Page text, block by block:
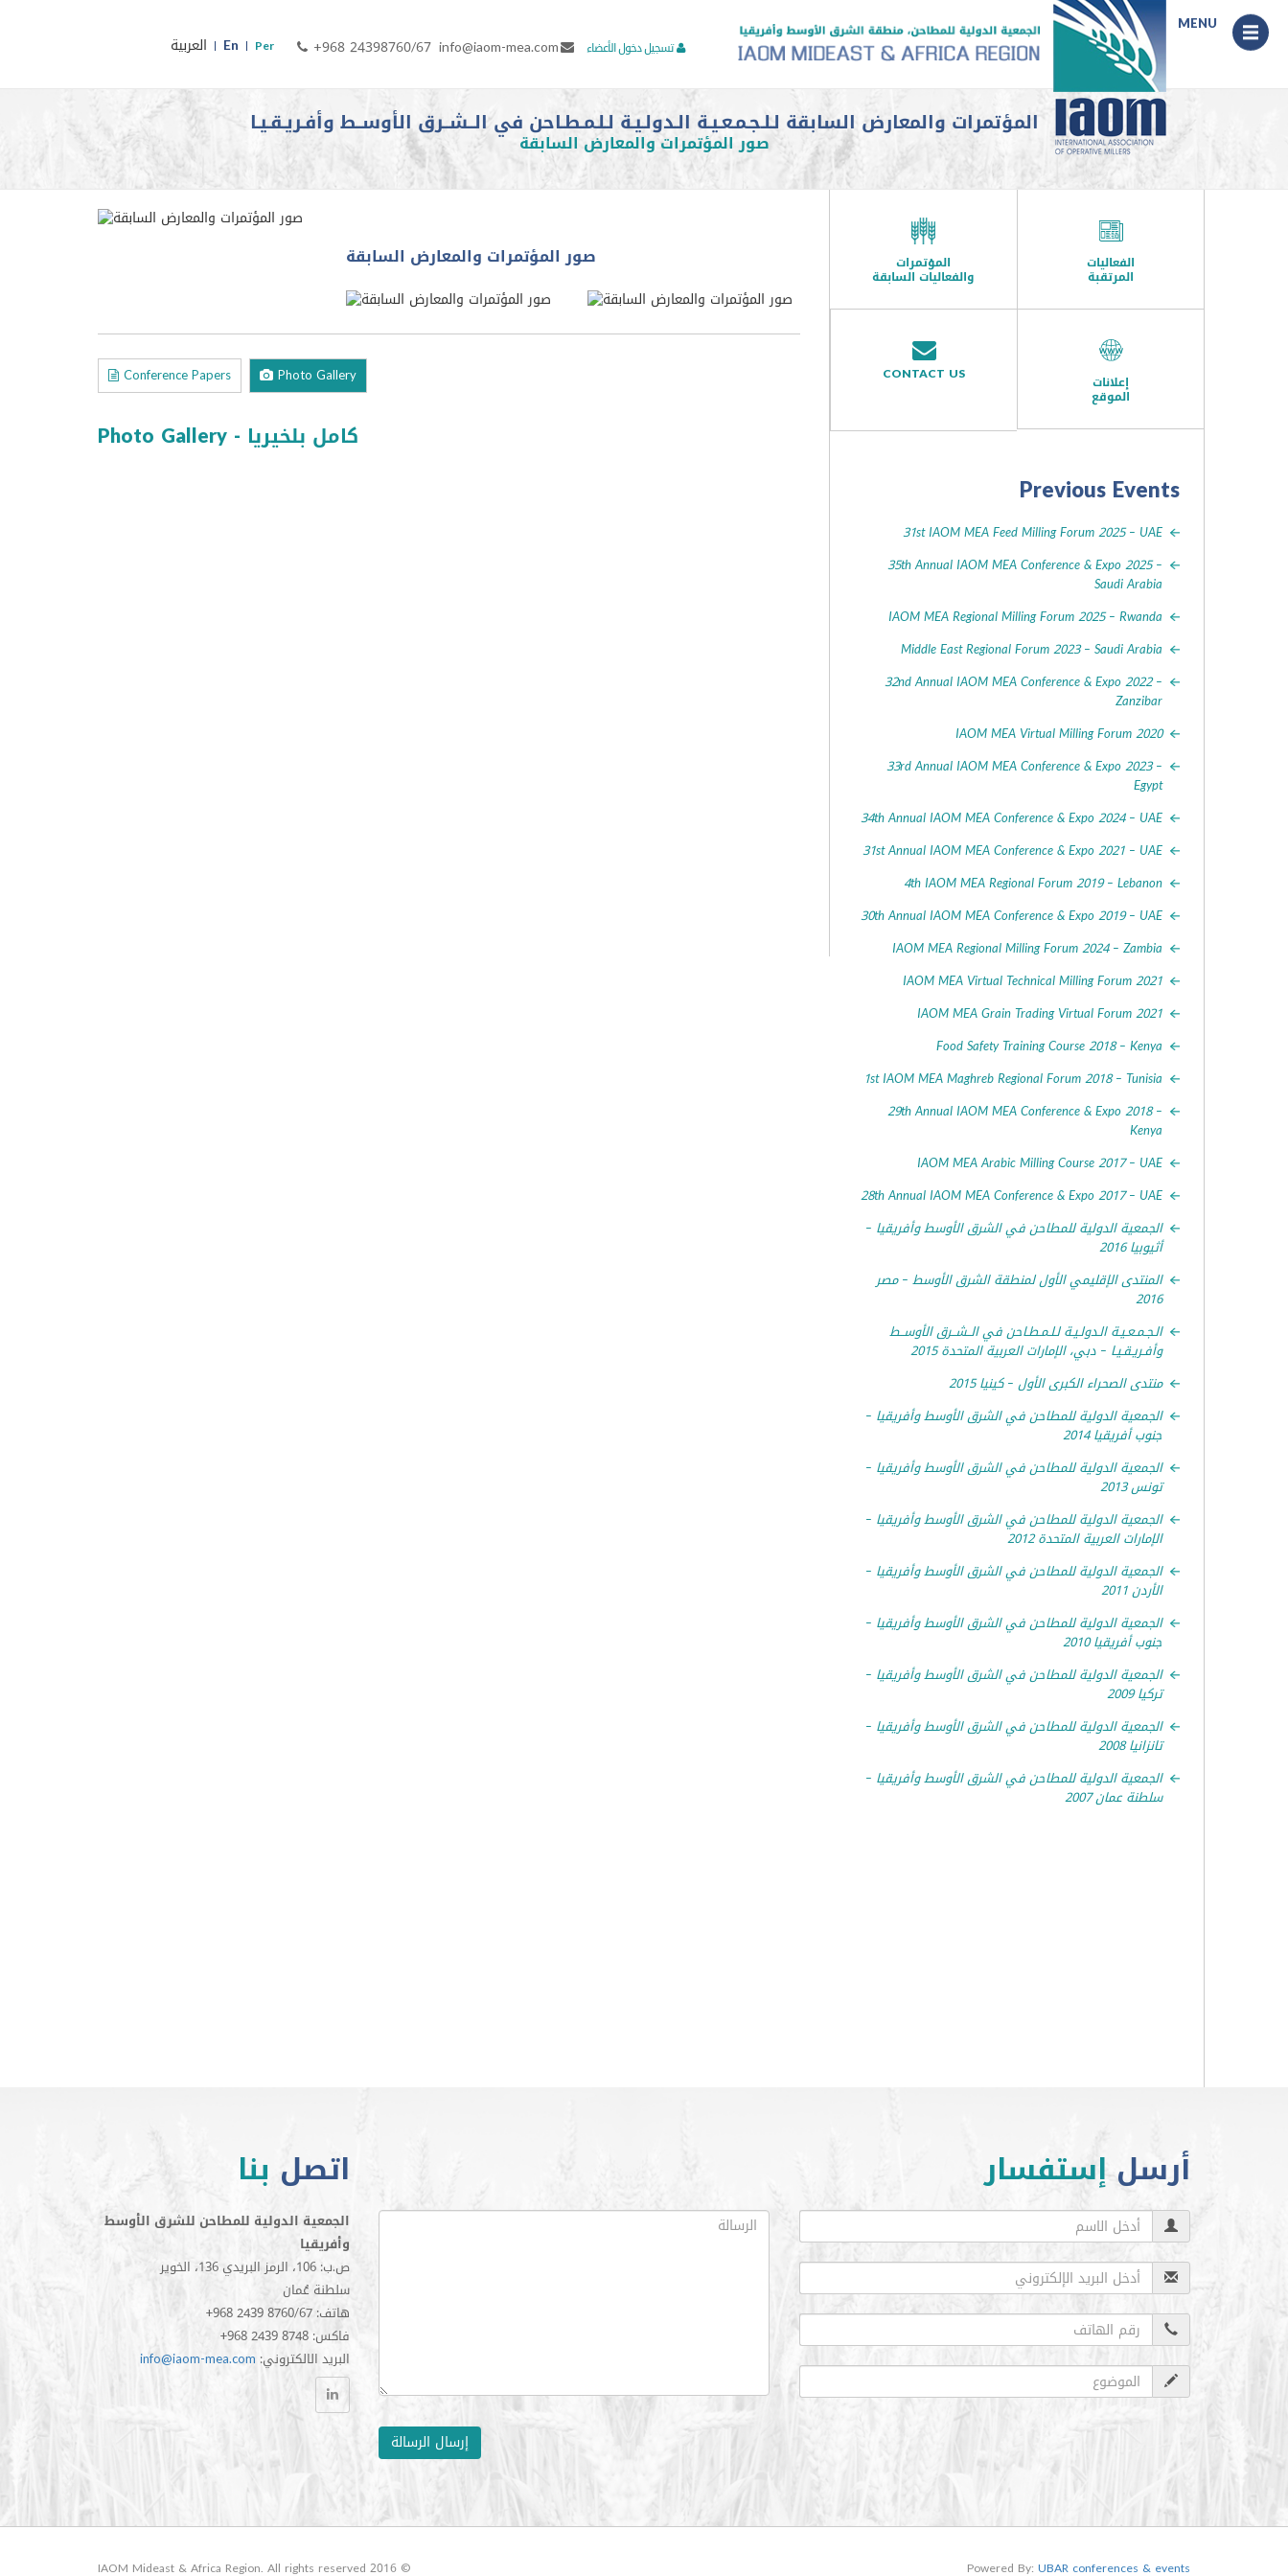
تسجيل دخول الأعضاء info@iaom-mea.com
+968 24398760/67 العربية En Per
المؤتمرات والمعارض السابقة لـلـجـمـعـيـة الـدولـيـة لـلـمـطـاحن في الــشــرق الأوســط وأفـريـقـيـا
صور المؤتمرات والمعارض السابقة
صور المؤتمرات والمعارض السابقة
Conference Papers Photo Gallery
Photo Gallery - كامل بلخيريا
الفعاليات
المرتقبة
المؤتمرات
والفعاليات السابقة
إعلانات
الموقع
CONTACT US
Previous Events
31st IAOM MEA Feed Milling Forum 2025 – UAE
35th Annual IAOM MEA Conference & Expo 2025 –
Saudi Arabia
IAOM MEA Regional Milling Forum 2025 – Rwanda
Middle East Regional Forum 2023 – Saudi Arabia
32nd Annual IAOM MEA Conference & Expo 2022 –
Zanzibar
IAOM MEA Virtual Milling Forum 2020
33rd Annual IAOM MEA Conference & Expo 2023 –
Egypt
34th Annual IAOM MEA Conference & Expo 2024 – UAE
31st Annual IAOM MEA Conference & Expo 2021 – UAE
4th IAOM MEA Regional Forum 2019 – Lebanon
30th Annual IAOM MEA Conference & Expo 2019 – UAE
IAOM MEA Regional Milling Forum 2024 – Zambia
IAOM MEA Virtual Technical Milling Forum 2021
IAOM MEA Grain Trading Virtual Forum 2021
Food Safety Training Course 2018 – Kenya
1st IAOM MEA Maghreb Regional Forum 2018 – Tunisia
29th Annual IAOM MEA Conference & Expo 2018 –
Kenya
IAOM MEA Arabic Milling Course 2017 – UAE
28th Annual IAOM MEA Conference & Expo 2017 – UAE
الجمعية الدولية للمطاحن في الشرق الأوسط وأفريقيا –
أثيوبيا 2016
المنتدى الإقليمي الأول لمنطقة الشرق الأوسط – مصر
2016
الـجـمـعـيـة الـدولـيـة لـلـمـطـاحن في الــشــرق الأوســط
وأفـريـقـيـا – دبي، الإمارات العربية المتحدة 2015
منتدى الصحراء الكبرى الأول – كينيا 2015
الجمعية الدولية للمطاحن في الشرق الأوسط وأفريقيا –
جنوب أفريقيا 2014
الجمعية الدولية للمطاحن في الشرق الأوسط وأفريقيا –
تونس 2013
الجمعية الدولية للمطاحن في الشرق الأوسط وأفريقيا –
الإمارات العربية المتحدة 2012
الجمعية الدولية للمطاحن في الشرق الأوسط وأفريقيا –
الأردن 2011
الجمعية الدولية للمطاحن في الشرق الأوسط وأفريقيا –
جنوب أفريقيا 2010
الجمعية الدولية للمطاحن في الشرق الأوسط وأفريقيا –
تركيا 2009
الجمعية الدولية للمطاحن في الشرق الأوسط وأفريقيا –
تانزانيا 2008
الجمعية الدولية للمطاحن في الشرق الأوسط وأفريقيا –
سلطنة عمان 2007
أرسلإستفسار
إرسال الرسالة
اتصل بنا
الجمعية الدولية للمطاحن للشرق الأوسط
وأفريقيا
ص.ب: 106، الرمز البريدي 136، الخوير
سلطنة عُمان
+968 2439 8760/67 :هاتف
+968 2439 8748 :فاكس
info@iaom-mea.com :البريد الالكتروني
© 2016 IAOM Mideast & Africa Region. All rights reserved Powered By: UBAR conferences & events
MENU
Menu